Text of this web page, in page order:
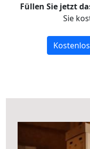
Füllen Sie jetzt
Sie